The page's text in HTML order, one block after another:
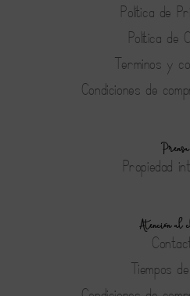
Política de
Política de
Terminos y
Condiciones de
Prensa
Propiedad
Atención al
Tiempos